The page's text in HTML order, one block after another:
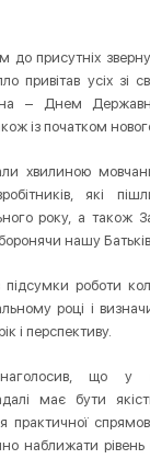
до присутніх
привітав усіх зі
– Днем
із початком
хвилиною
які
року, а також
нашу
підсумки роботи
році і
і перспективу.
що у
має бути
практичної
наближати рівень